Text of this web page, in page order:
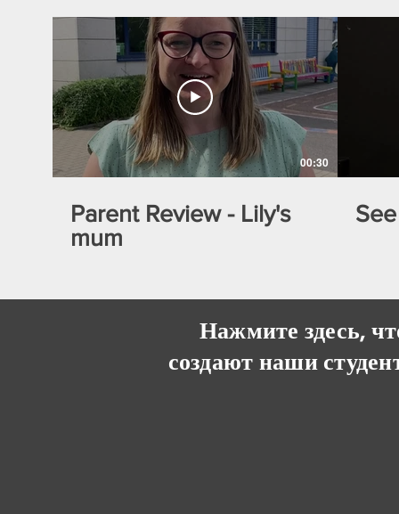
00:30
Parent Review - Lily's
mum
Нажмите здесь,
создают наши